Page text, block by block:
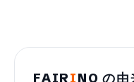
FAIRINO の由